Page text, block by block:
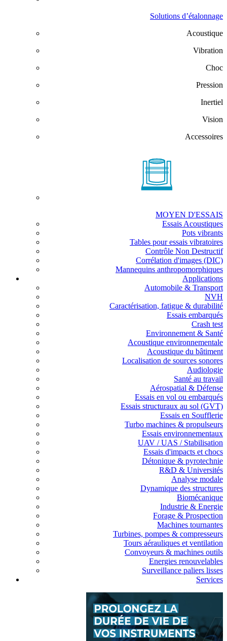
Solutions d’étalonnage
Acoustique
Vibration
Choc
Pression
Inertiel
Vision
Accessoires
MOYEN D'ESSAIS
Essais Acoustiques
Pots vibrants
Tables pour essais vibratoires
Contrôle Non Destructif
Corrélation d'images (DIC)
Mannequins anthropomorphiques
Applications
Automobile & Transport
NVH
Caractérisation, fatigue & durabilité
Essais embarqués
Crash test
Environnement & Santé
Acoustique environnementale
Acoustique du bâtiment
Localisation de sources sonores
Audiologie
Santé au travail
Aérospatial & Défense
Essais en vol ou embarqués
Essais structuraux au sol (GVT)
Essais en Soufflerie
Turbo machines & propulseurs
Essais environnementaux
UAV / UAS / Stabilisation
Essais d'impacts et chocs
Détonique & pyrotechnie
R&D & Universités
Analyse modale
Dynamique des structures
Biomécanique
Industrie & Energie
Forage & Prospection
Machines tournantes
Turbines, pompes & compresseurs
Tours aérauliques et ventilation
Convoyeurs & machines outils
Energies renouvelables
Surveillance paliers lisses
Services